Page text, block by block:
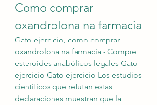
Como comprar
oxandrolona na farmacia
Gato ejercicio, como comprar
oxandrolona na farmacia - Compre
esteroides anabólicos legales Gato
ejercicio Gato ejercicio Los estudios
científicos que refutan estas
declaraciones muestran que la